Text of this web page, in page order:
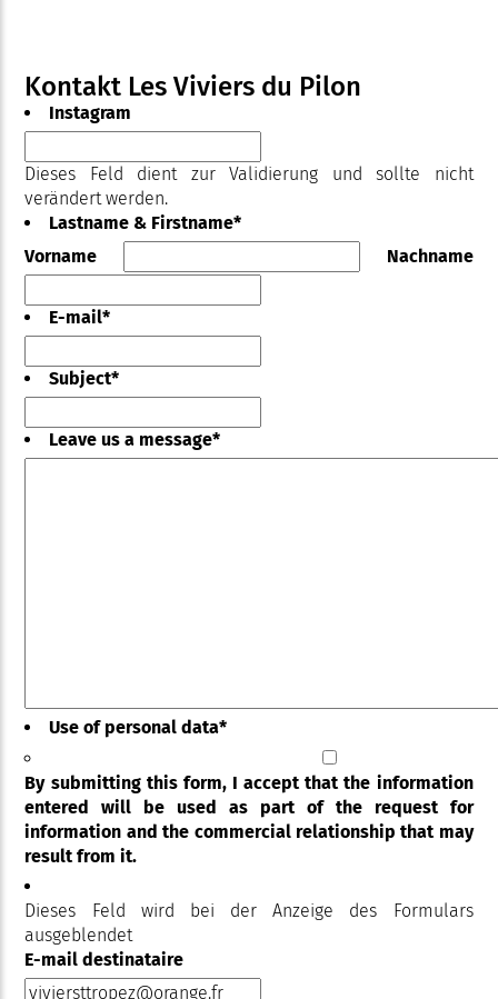
Kontakt Les Viviers du Pilon
Instagram
Dieses Feld dient zur Validierung und sollte nicht
verändert werden.
Lastname & Firstname*
Vorname
Nachname
E-mail*
Subject*
Leave us a message*
Use of personal data*
By submitting this form, I accept that the information
entered will be used as part of the request for
information and the commercial relationship that may
result from it.
Dieses Feld wird bei der Anzeige des Formulars
ausgeblendet
E-mail destinataire